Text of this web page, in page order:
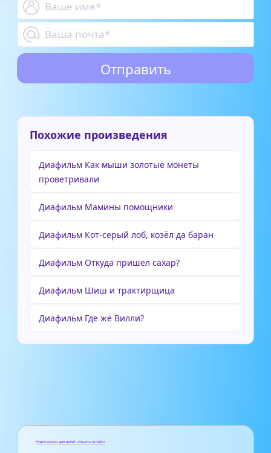
Похожие произведения
Диафильм Как мыши золотые монеты
проветривали
Диафильм Мамины помощники
Диафильм Кот-серый лоб, козёл да баран
Диафильм Откуда пришел сахар?
Диафильм Шиш и трактирщица
Диафильм Где же Вилли?
Аудиосказки для детей слушать онлайн